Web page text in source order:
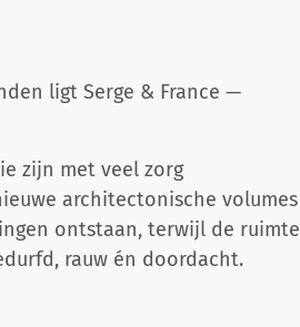
ligt Serge & France —
zijn met veel zorg
architectonische volumes
ontstaan, terwijl de ruimte
rauw én doordacht.